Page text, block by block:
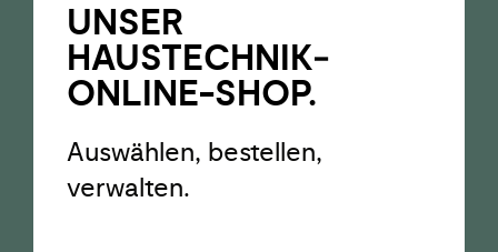
UNSER
HAUSTECHNIK­
ONLINE-SHOP.
Auswählen, bestellen,
verwalten.